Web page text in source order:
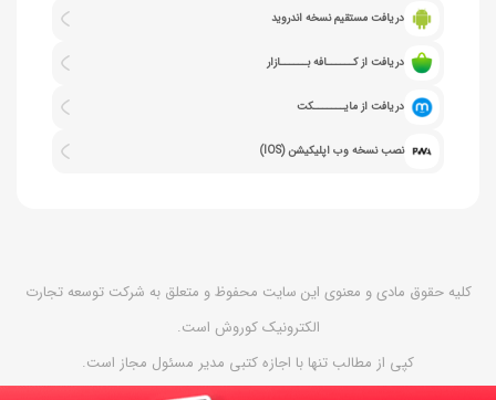
دریافت مستقیم نسخه اندروید
دریافت از کــــــافه بــــــازار
دریافت از مایـــــــکت
نصب نسخه وب اپلیکیشن (IOS)
کلیه حقوق مادی و معنوی این سایت محفوظ و متعلق به شرکت توسعه تجارت
الکترونیک کوروش است.
کپی از مطالب تنها با اجازه کتبی مدیر مسئول مجاز است.